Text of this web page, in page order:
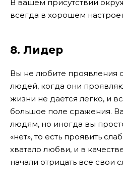
В вашем присутствии
всегда в хорошем
8. Лидер
Вы не любите проявления
людей, когда они
жизни не дается легко, и
большое поле сражения.
людям, но иногда вы
«нет», то есть проявить
хватало любви, и в
начали отрицать все свои